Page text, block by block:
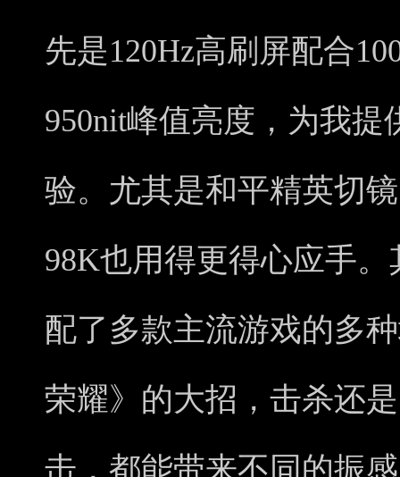
先是120Hz高刷屏配合
950nit峰值亮度，为我
验。尤其是和平精英切
98K也用得更得心应手
配了多款主流游戏的多
荣耀》的大招，击杀还
击，都能带来不同的振